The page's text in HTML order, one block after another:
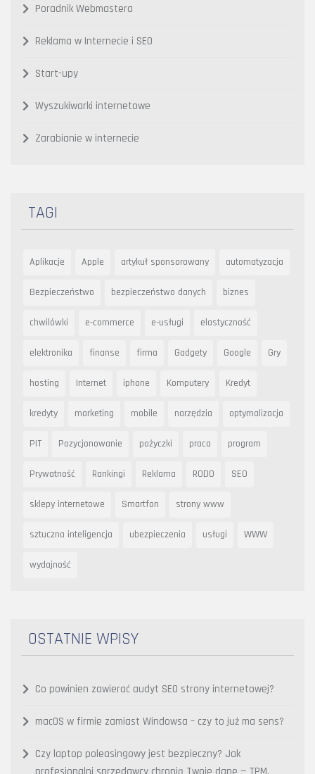
Poradnik Webmastera
Reklama w Internecie i SEO
Start-upy
Wyszukiwarki internetowe
Zarabianie w internecie
TAGI
Aplikacje Apple artykuł sponsorowany automatyzacja
Bezpieczeństwo bezpieczeństwo danych biznes
chwilówki e-commerce e-usługi elastyczność
elektronika finanse firma Gadgety Google Gry
hosting Internet iphone Komputery Kredyt
kredyty marketing mobile narzędzia optymalizacja
PIT Pozycjonowanie pożyczki praca program
Prywatność Rankingi Reklama RODO SEO
sklepy internetowe Smartfon strony www
sztuczna inteligencja ubezpieczenia usługi WWW
wydajność
OSTATNIE WPISY
Co powinien zawierać audyt SEO strony internetowej?
macOS w firmie zamiast Windowsa – czy to już ma sens?
Czy laptop poleasingowy jest bezpieczny? Jak